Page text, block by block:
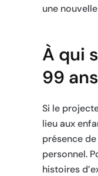
une
À qui
99 ans
Si le
lieu aux
présence
personnel.
histoires